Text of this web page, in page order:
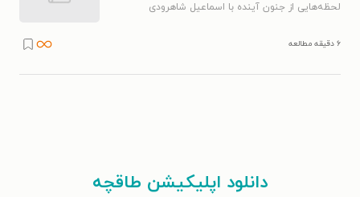
لحظه‌هایی از جنون آینده با اسماعیل شاهرودی
۶ دقیقه مطالعه
دانلود اپلیکیشن طاقچه